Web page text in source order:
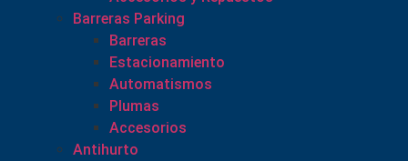
Barreras Parking
Barreras
Estacionamiento
Automatismos
Plumas
Accesorios
Antihurto